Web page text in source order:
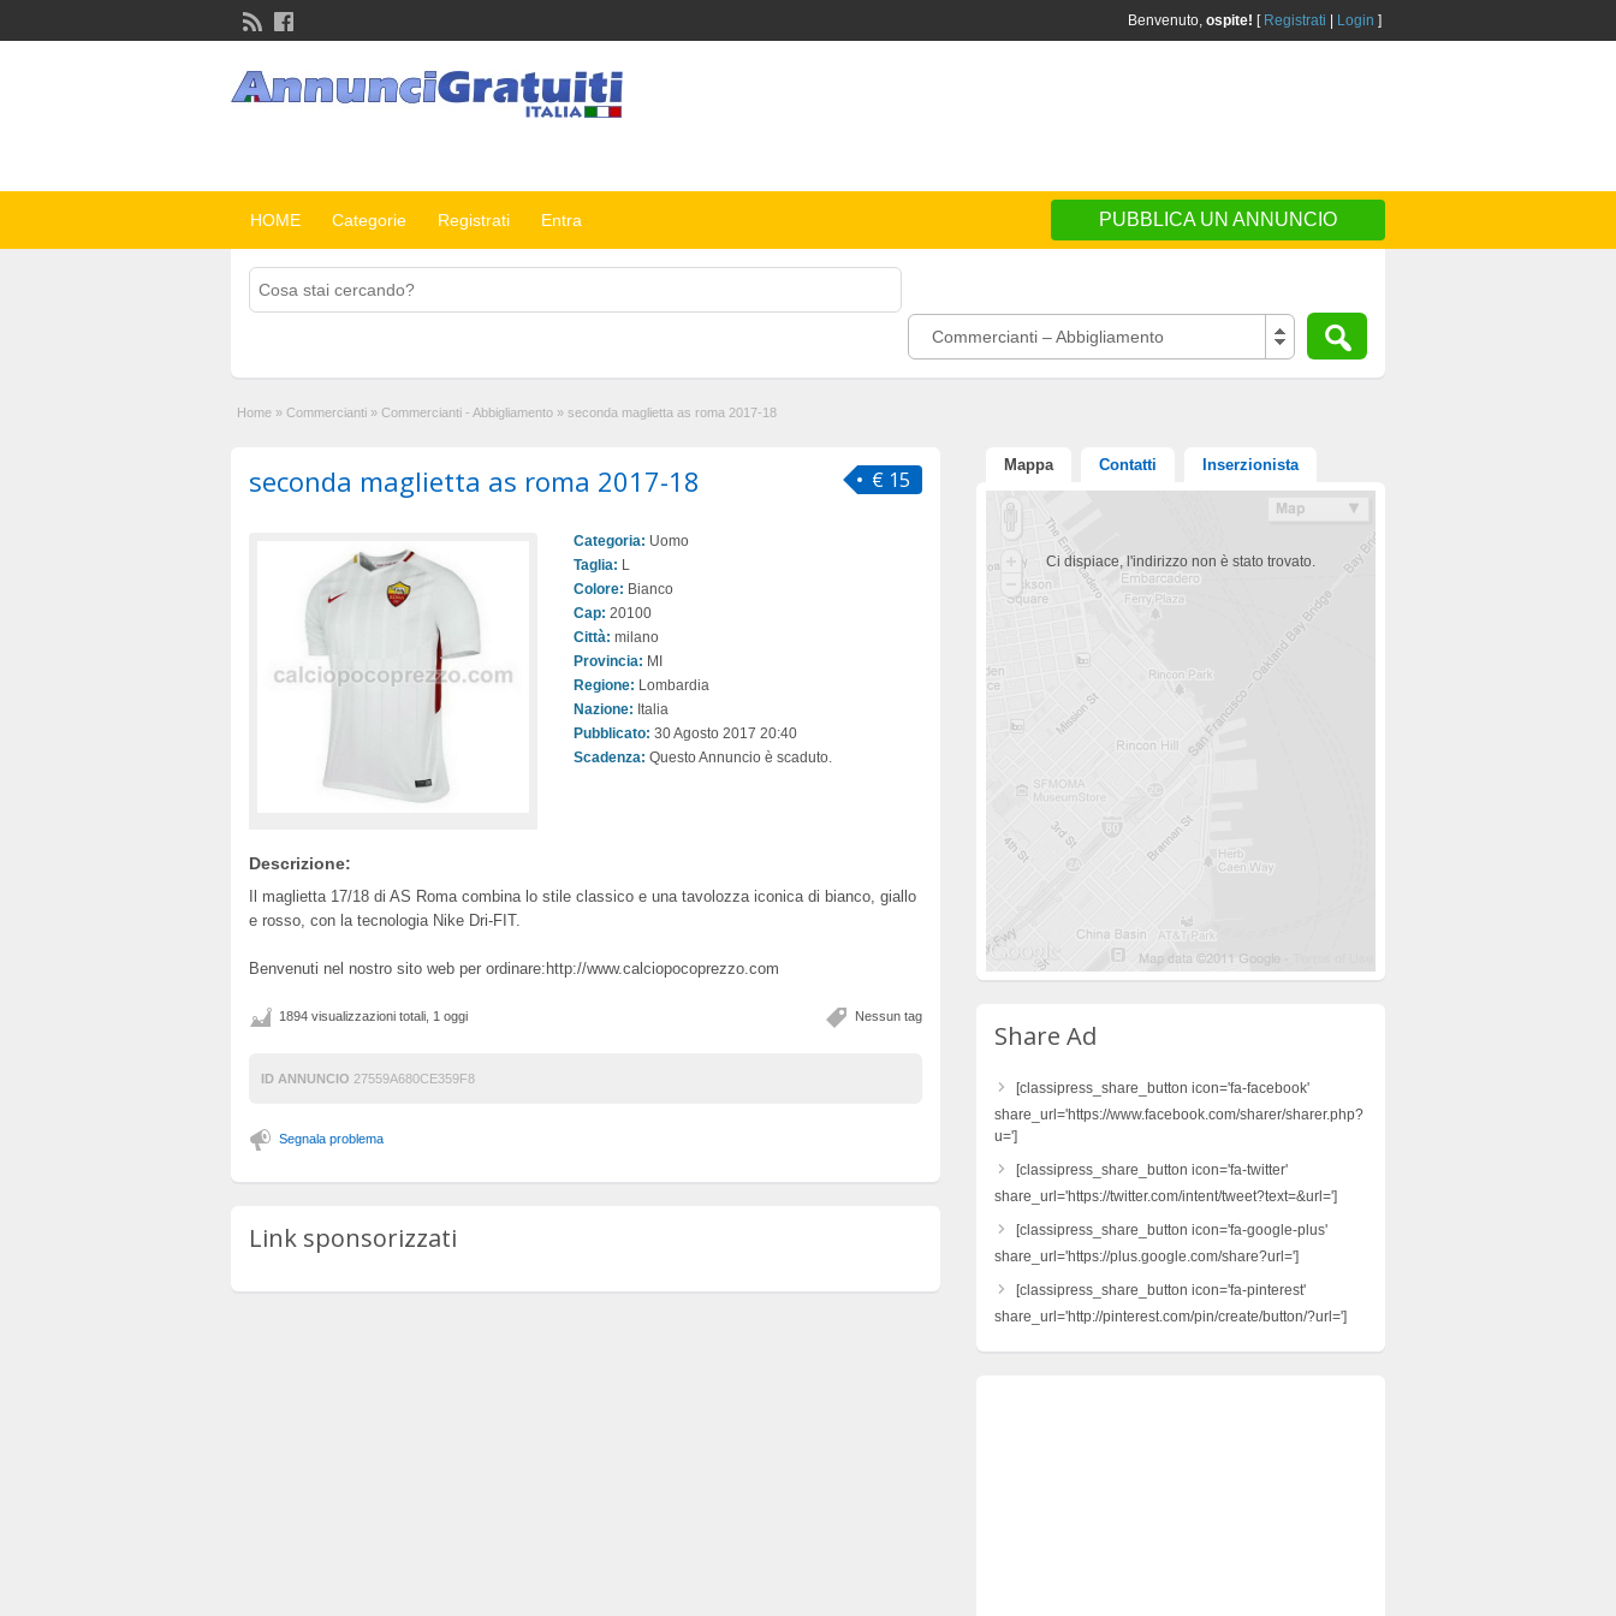
Benvenuto, ospite! [ Registrati Login ]
HOME Categorie Registrati Entra PUBBLICA UN ANNUNCIO
Commercianti – Abbigliamento
Home » Commercianti » Commercianti - Abbigliamento » seconda maglietta as roma 2017-18
€ 15
seconda maglietta as roma 2017-18
Categoria: Uomo
Taglia: L
Colore: Bianco
Cap: 20100
Città: milano
Provincia: MI
Regione: Lombardia
Nazione: Italia
Pubblicato: 30 Agosto 2017 20:40
Scadenza: Questo Annuncio è scaduto.
Descrizione:
Il maglietta 17/18 di AS Roma combina lo stile classico e una tavolozza iconica di bianco, giallo
e rosso, con la tecnologia Nike Dri-FIT.
Benvenuti nel nostro sito web per ordinare:http://www.calciopocoprezzo.com
Nessun tag
1894 visualizzazioni totali, 1 oggi
ID ANNUNCIO 27559A680CE359F8
Segnala problema
Link sponsorizzati
Mappa Contatti Inserzionista
Ci dispiace, l'indirizzo non è stato trovato.
Share Ad
[classipress_share_button icon='fa-facebook'
share_url='https://www.facebook.com/sharer/sharer.php?
u=']
[classipress_share_button icon='fa-twitter'
share_url='https://twitter.com/intent/tweet?text=&url=']
[classipress_share_button icon='fa-google-plus'
share_url='https://plus.google.com/share?url=']
[classipress_share_button icon='fa-pinterest'
share_url='http://pinterest.com/pin/create/button/?url=']